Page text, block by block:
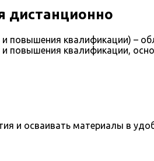
дистанционно
квалификации) –
повышения квалификации,
и осваивать материалы в